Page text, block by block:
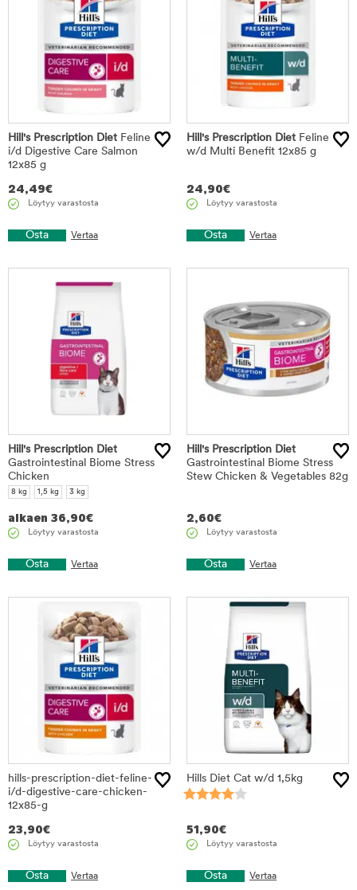
Hill's Prescription Diet Feline
i/d Digestive Care Salmon
12x85 g
24,49€
Löytyy varastosta
Osta Vertaa
Hill's Prescription Diet Feline
w/d Multi Benefit 12x85 g
24,90€
Löytyy varastosta
Osta Vertaa
Hill's Prescription Diet
Gastrointestinal Biome Stress
Chicken
8 kg 1,5 kg 3 kg
alkaen 36,90€
Löytyy varastosta
Osta Vertaa
Hill's Prescription Diet
Gastrointestinal Biome Stress
Stew Chicken & Vegetables 82g
2,60€
Löytyy varastosta
Osta Vertaa
hills-prescription-diet-feline-
i/d-digestive-care-chicken-
12x85-g
23,90€
Löytyy varastosta
Osta Vertaa
Hills Diet Cat w/d 1,5kg
51,90€
Löytyy varastosta
Osta Vertaa